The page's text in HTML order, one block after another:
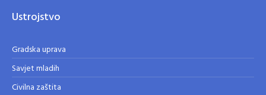
Ustrojstvo
Gradska uprava
Savjet mladih
Civilna zaštita